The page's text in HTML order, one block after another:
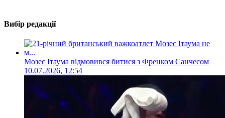
Вибір редакції
Мозес Ітаума відмовився битися з Френком Санчесом
10.07.2026, 12:54